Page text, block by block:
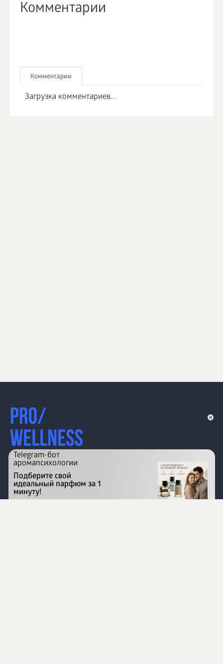
Комментарии
Комментарии
Загрузка комментариев...
Перейти на сайт
Telegram-бот
аромапсихологии
Подберите свой
идеальный парфюм за 1
минуту!